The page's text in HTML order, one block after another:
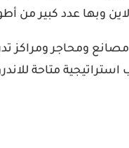
وبها عدد كبير من
ومحاجر ومراكز
متاحة